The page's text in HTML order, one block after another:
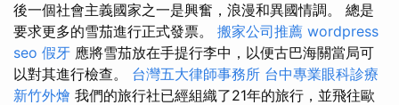
後一個社會主義國家之一是興奮，浪漫和異國情調。 總是
要求更多的雪茄進行正式發票。 搬家公司推薦 wordpress
seo 假牙 應將雪茄放在手提行李中，以便古巴海關當局可
以對其進行檢查。 台灣五大律師事務所 台中專業眼科診療
新竹外燴 我們的旅行社已經組織了21年的旅行，並飛往歐